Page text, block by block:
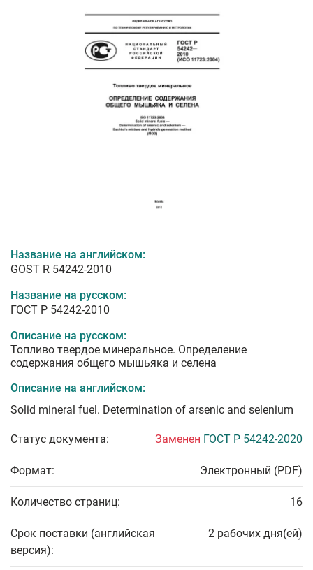
Название на английском:
GOST R 54242-2010
Название на русском:
ГОСТ Р 54242-2010
Описание на русском:
Топливо твердое минеральное. Определение
содержания общего мышьяка и селена
Описание на английском:
Solid mineral fuel. Determination of arsenic and selenium
Статус документа: Заменен ГОСТ Р 54242-2020
Формат: Электронный (PDF)
Количество страниц: 16
Срок поставки (английская
версия):
2 рабочих дня(ей)